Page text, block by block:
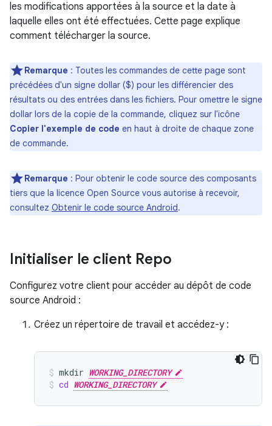
les modifications apportées à la source et la date à
laquelle elles ont été effectuées. Cette page explique
comment télécharger la source.
Remarque : Toutes les commandes de cette page sont
précédées d'un signe dollar ($) pour les différencier des
résultats ou des entrées dans les fichiers. Pour omettre le signe
dollar lors de la copie de la commande, cliquez sur l'icône
Copier l'exemple de code en haut à droite de chaque zone
de commande.
Remarque : Pour obtenir le code source des composants
tiers que la licence Open Source vous autorise à recevoir,
consultez Obtenir le code source Android.
Initialiser le client Repo
Configurez votre client pour accéder au dépôt de code
source Android :
Créez un répertoire de travail et accédez-y :
mkdir WORKING_DIRECTORY
cd WORKING_DIRECTORY